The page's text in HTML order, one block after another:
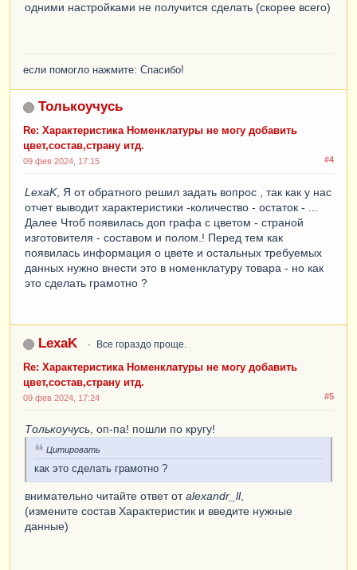
одними настройками не получится сделать (скорее всего)
если помогло нажмите: Спасибо!
Толькоучусь
Re: Характеристика Номенклатуры не могу добавить
цвет,состав,страну итд.
#4
09 фев 2024, 17:15
LexaK, Я от обратного решил задать вопрос , так как у нас
отчет выводит характеристики -количество - остаток - ...
Далее Чтоб появилась доп графа с цветом - страной
изготовителя - составом и полом.! Перед тем как
появилась информация о цвете и остальных требуемых
данных нужно внести это в номенклатуру товара - но как
это сделать грамотно ?
LexaK Все гораздо проще.
Re: Характеристика Номенклатуры не могу добавить
цвет,состав,страну итд.
#5
09 фев 2024, 17:24
Толькоучусь , оп-па! пошли по кругу!
Цитировать
как это сделать грамотно ?
внимательно читайте ответ отalexandr_ll,
(измените состав Характеристик и введите нужные
данные)